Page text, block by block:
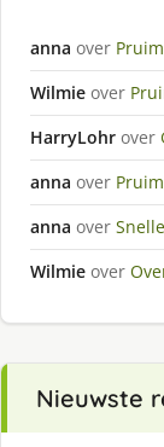
anna over
Wilmie over
HarryLohr over
anna over
anna over
Wilmie over
Nieuwste